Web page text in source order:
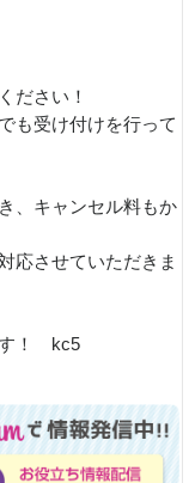
ださい！
も受け付けを行って
、キャンセル料もか
応させていただきま
す！ kc5